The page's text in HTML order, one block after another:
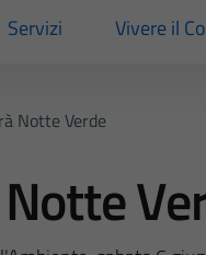
Servizi Vivere il
Notte Verde